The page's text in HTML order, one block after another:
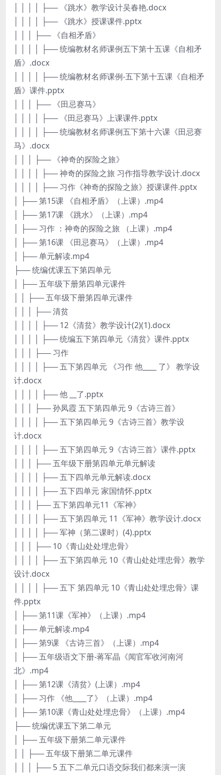
│ │ │ │ ├── 《跳水》教学设计吴春艳.docx
│ │ │ │ ├── 《跳水》授课课件.pptx
│ │ │ ├── 《自相矛盾》
│ │ │ │ ├── 统编教材名师课例五下第十五课《自相矛
盾》.docx
│ │ │ │ ├── 统编教材名师课例-五下第十五课《自相矛
盾》课件.pptx
│ │ │ ├── 《田忌赛马》
│ │ │ │ ├── 《田忌赛马》上课课件.pptx
│ │ │ │ ├── 统编教材名师课例五下第十六课《田忌赛
马》.docx
│ │ │ ├── 《神奇的探险之旅》
│ │ │ │ ├── 神奇的探险之旅 习作指导教学设计.docx
│ │ │ │ ├── 习作《神奇的探险之旅》授课课件.pptx
│ ├── 第15课 《自相矛盾》（上课）.mp4
│ ├── 第17课 《跳水》（上课）.mp4
│ ├── 习作 ：神奇的探险之旅 （上课）.mp4
│ ├── 第16课 《田忌赛马》（上课）.mp4
│ ├── 单元解读.mp4
├── 统编优课五下第四单元
│ ├── 五年级下册第四单元课件
│ │ ├── 五年级下册第四单元课件
│ │ │ ├── 清贫
│ │ │ │ ├── 12《清贫》教学设计(2)(1).docx
│ │ │ │ ├── 统编五下第四单元《清贫》课件.pptx
│ │ │ ├── 习作
│ │ │ │ ├── 五下第四单元 《习作 他____ 了》 教学设
计.docx
│ │ │ │ ├── 他 __了.pptx
│ │ │ ├── 孙凤霞 五下第四单元 9《古诗三首》
│ │ │ │ ├── 五下第四单元 9《古诗三首》教学设
计.docx
│ │ │ │ ├── 五下第四单元 9《古诗三首》课件.pptx
│ │ │ ├── 五年级下册第四单元单元解读
│ │ │ │ ├── 五下四单元单元解读.docx
│ │ │ │ ├── 五下四单元 家国情怀.pptx
│ │ │ ├── 五下第四单元11《军神》
│ │ │ │ ├── 五下第四单元 11《军神》教学设计.docx
│ │ │ │ ├── 军神（第二课时）(4).pptx
│ │ │ ├── 10《青山处处埋忠骨》
│ │ │ │ ├── 五下第四单元 10《青山处处埋忠骨》教学
设计.docx
│ │ │ │ ├── 五下 第四单元 10《青山处处埋忠骨》课
件.pptx
│ ├── 第11课《军神》（上课）.mp4
│ ├── 单元解读.mp4
│ ├── 第9课 《古诗三首》（上课）.mp4
│ ├── 五年级语文下册-蒋军晶《闻官军收河南河
北》.mp4
│ ├── 第12课《清贫》(上课）.mp4
│ ├── 习作 《他____了》（上课）.mp4
│ ├── 第10课《青山处处埋忠骨》（上课）.mp4
├── 统编优课五下第二单元
│ ├── 五年级下册第二单元课件
│ │ ├── 五年级下册第二单元课件
│ │ │ ├── 5 五下二单元口语交际我们都来演一演